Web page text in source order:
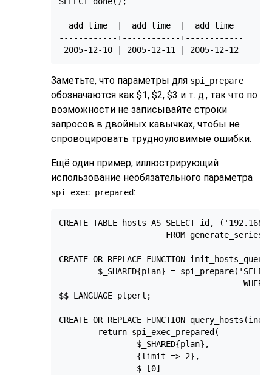
  add_time  |  add_time  |  add_time
------------+------------+------------
2005-12-10 | 2005-12-11 | 2005-12-12
Заметьте, что параметры для spi_prepare
обозначаются как $1, $2, $3 и т. д., так что по
возможности не записывайте строки
запросов в двойных кавычках, чтобы не
спровоцировать трудноуловимые ошибки.
Ещё один пример, иллюстрирующий
использование необязательного параметра
spi_exec_prepared:
CREATE TABLE hosts AS SELECT id,
FROM
CREATE OR REPLACE FUNCTION
$_SHARED{plan} =
WHERE
$$ LANGUAGE plperl;
CREATE OR REPLACE FUNCTION
        return spi_exec_prepared(
                $_SHARED{plan},
                {limit => 2},
                $_[0]